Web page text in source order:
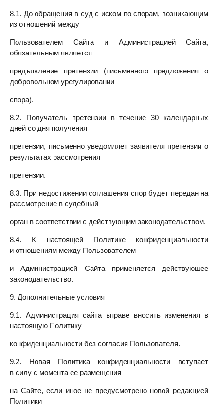
8.1. До обращения в суд с иском по спорам, возникающим
из отношений между
Пользователем Сайта и Администрацией Сайта,
обязательным является
предъявление претензии (письменного предложения о
добровольном урегулировании
спора).
8.2. Получатель претензии в течение 30 календарных
дней со дня получения
претензии, письменно уведомляет заявителя претензии о
результатах рассмотрения
претензии.
8.3. При недостижении соглашения спор будет передан на
рассмотрение в судебный
орган в соответствии с действующим законодательством.
8.4. К настоящей Политике конфиденциальности
и отношениям между Пользователем
и Администрацией Сайта применяется действующее
законодательство.
9. Дополнительные условия
9.1. Администрация сайта вправе вносить изменения в
настоящую Политику
конфиденциальности без согласия Пользователя.
9.2. Новая Политика конфиденциальности вступает
в силу с момента ее размещения
на Сайте, если иное не предусмотрено новой редакцией
Политики